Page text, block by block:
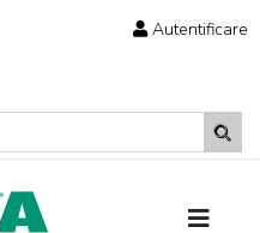
Autentificare